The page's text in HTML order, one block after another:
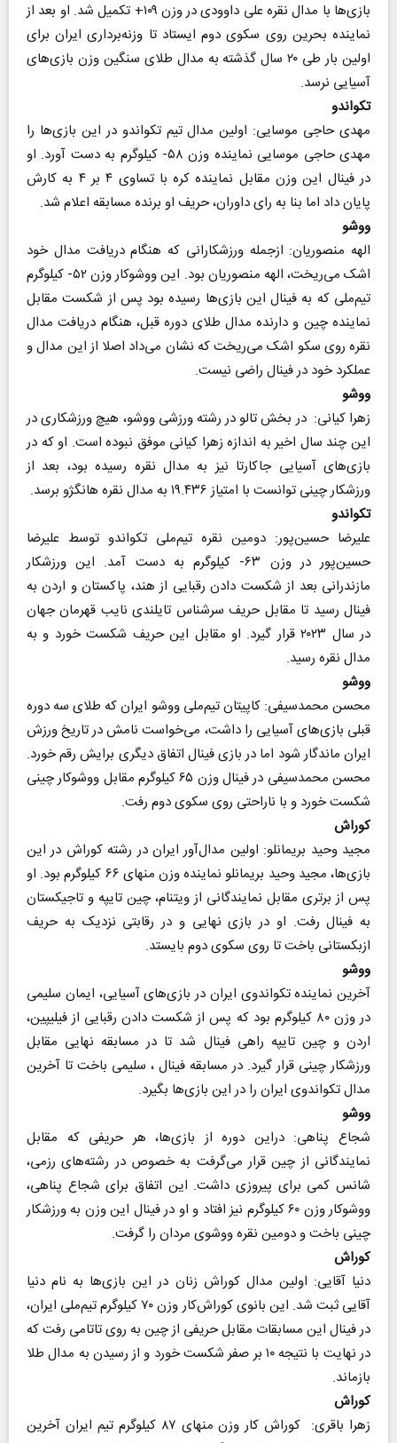
بازی‌ها با مدال نقره علی داوودی در وزن ۱۰۹+ تکمیل شد. او بعد از
نماینده بحرین روی سکوی دوم ایستاد تا وزنه‌برداری ایران برای
اولین بار طی ۲۰ سال گذشته به مدال طلای سنگین وزن بازی‌های
آسیایی نرسد.
تکواندو
مهدی حاجی موسایی‌: اولین مدال تیم تکواندو در این بازی‌ها را
مهدی حاجی موسایی نماینده وزن ۵۸- کیلوگرم به دست آورد. او
در فینال این وزن مقابل نماینده کره با تساوی ۴ بر ۴ به کارش
پایان داد اما بنا به رای داوران، حریف او برنده مسابقه اعلام شد.
ووشو
الهه منصوریان: ازجمله ورزشکارانی که هنگام دریافت مدال خود
اشک می‌ریخت، الهه منصوریان بود. این ووشوکار وزن ۵۲- کیلوگرم
تیم‌ملی که به فینال این بازی‌ها رسیده بود پس از شکست مقابل
نماینده چین و دارنده مدال طلای دوره قبل، هنگام دریافت مدال
نقره روی سکو اشک می‌ریخت که نشان می‌داد اصلا از این مدال و
عملکرد خود در فینال راضی نیست.
ووشو
زهرا کیانی: در بخش تالو در رشته ورزشی ووشو، هیچ ورزشکاری در
این چند سال اخیر به اندازه زهرا کیانی موفق نبوده است. او که در
بازی‌های آسیایی جاکارتا نیز به مدال نقره رسیده بود، بعد از
ورزشکار چینی توانست با امتیاز ۱۹.۴۳۶ به مدال نقره هانگژو برسد.
تکواندو
علیرضا حسین‌پور: دومین نقره تیم‌ملی تکواندو توسط علیرضا
حسین‌پور در وزن ۶۳- کیلوگرم به دست آمد. این ورزشکار
مازندرانی بعد از شکست دادن رقبایی از هند، پاکستان و اردن به
فینال رسید تا مقابل حریف سرشناس تایلندی نایب قهرمان جهان
در سال ۲۰۲۳ قرار گیرد. او مقابل این حریف شکست خورد و به
مدال نقره رسید.
ووشو
محسن محمد‌سیفی‌: کاپیتان تیم‌ملی ووشو ایران که طلای سه دوره
قبلی بازی‌های آسیایی را داشت، می‌خواست نامش در تاریخ ورزش
ایران ماندگار شود اما در بازی فینال اتفاق دیگری برایش رقم خورد.
محسن محمد‌سیفی در فینال وزن ۶۵ کیلوگرم مقابل ووشوکار چینی
شکست خورد و با ناراحتی روی سکوی دوم رفت.
کوراش​​​​​​​
مجید وحید بریمانلو: اولین مدال‌آور ایران در رشته کوراش در این
بازی‌ها، مجید وحید بریمانلو نماینده وزن منهای ۶۶ کیلوگرم بود. او
پس از برتری مقابل نمایندگانی از ویتنام، چین تایپه و تاجیکستان
به فینال رفت. او در بازی نهایی و در رقابتی نزدیک به حریف
ازبکستانی باخت تا روی سکوی دوم بایستد.
ووشو
آخرین نماینده تکواندوی ایران در بازی‌های آسیایی، ایمان سلیمی
در وزن ۸۰ کیلوگرم بود که پس از شکست دادن رقبایی از فیلیپین،
اردن و چین تایپه راهی فینال شد تا در مسابقه نهایی مقابل
ورزشکار چینی قرار گیرد. در مسابقه‌ فینال ، سلیمی باخت تا آخرین
مدال تکواندوی ایران را در این بازی‌ها بگیرد.
ووشو
شجاع پناهی: دراین دوره از بازی‌ها، هر حریفی که مقابل
نمایندگانی از چین قرار می‌گرفت به خصوص در رشته‌های رزمی،
شانس کمی برای پیروزی داشت. این اتفاق برای شجاع پناهی،
ووشوکار وزن ۶۰ کیلوگرم نیز افتاد و او در فینال این وزن به ورزشکار
چینی باخت و دومین نقره ووشوی مردان را گرفت.
کوراش
دنیا آقایی: اولین مدال کوراش زنان در این بازی‌ها به نام دنیا
آقایی ثبت شد. این بانوی کوراش‌کار وزن ۷۰ کیلوگرم تیم‌ملی ایران،
در فینال این مسابقات مقابل حریفی از چین به روی تاتامی رفت که
در نهایت با نتیجه ۱۰ بر صفر شکست خورد و از رسیدن به مدال طلا
بازماند.
کوراش​​​​​​​
زهرا باقری: کوراش کار وزن منهای ۸۷ کیلوگرم تیم ایران آخرین